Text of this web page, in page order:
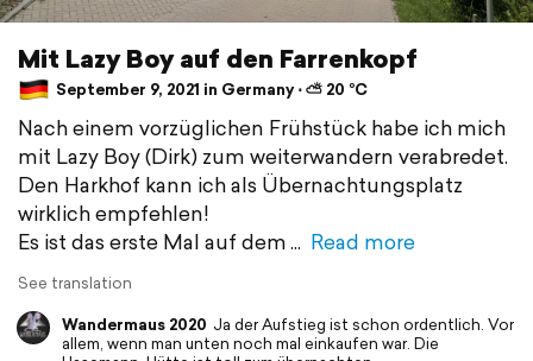
Mit Lazy Boy auf den Farrenkopf
September 9, 2021 in Germany ⋅ ⛅ 20 °C
Nach einem vorzüglichen Frühstück habe ich mich
mit Lazy Boy (Dirk) zum weiterwandern verabredet.
Den Harkhof kann ich als Übernachtungsplatz
wirklich empfehlen!
Es ist das erste Mal auf dem
Read more
See translation
Wandermaus 2020 Ja der Aufstieg ist schon ordentlich. Vor
allem, wenn man unten noch mal einkaufen war. Die